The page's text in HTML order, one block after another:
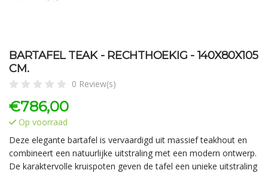
BARTAFEL TEAK - RECHTHOEKIG - 140X80X105
CM.
0 Review(s)
€786,00
Op voorraad
Deze elegante bartafel is vervaardigd uit massief teakhout en
combineert een natuurlijke uitstraling met een modern ontwerp.
De karaktervolle kruispoten geven de tafel een unieke uitstraling